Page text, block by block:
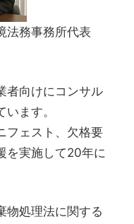
法務事務所代表
者向けにコンサル
ます。
フェスト、欠格要
を実施して20年に
物処理法に関する